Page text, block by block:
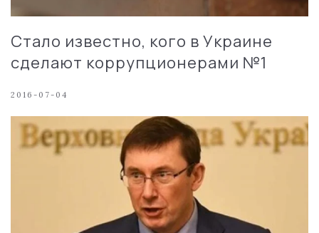
Стало известно, кого в Украине
сделают коррупционерами №1
2016-07-04